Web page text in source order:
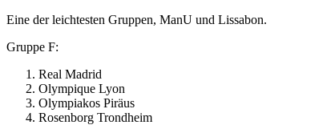
Eine der leichtesten Gruppen, ManU und Lissabon.
Gruppe F:
Real Madrid
Olympique Lyon
Olympiakos Piräus
Rosenborg Trondheim